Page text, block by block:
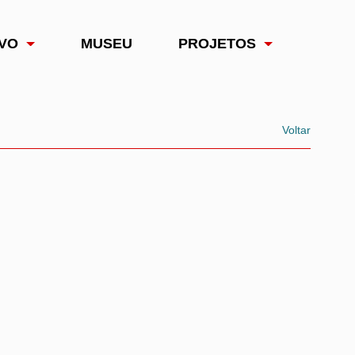
MUSEU PROJETOS
Voltar